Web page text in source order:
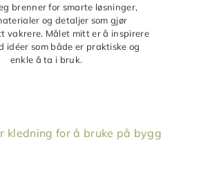
brenner for smarte løsninger,
og detaljer som gjør
vakrere. Målet mitt er å inspirere
idéer som både er praktiske og
enkle å ta i bruk.
kledning for å bruke på bygg